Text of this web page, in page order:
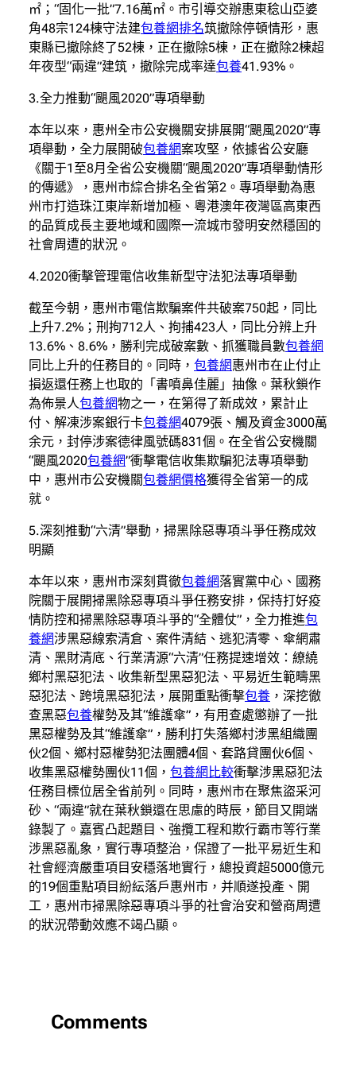
㎡；“固化一批”7.16萬㎡。市引導交辦惠東稔山亞婆
角48宗124棟守法建包養網排名筑撤除停頓情形，惠
東縣已撤除終了52棟，正在撤除5棟，正在撤除2棟超
年夜型“兩違”建筑，撤除完成率達包養41.93%。
3.全力推動“颶風2020”專項舉動
本年以來，惠州全市公安機關安排展開“颶風2020”專
項舉動，全力展開破包養網案攻堅，依據省公安廳
《關于1至8月全省公安機關“颶風2020”專項舉動情形
的傳遞》，惠州市綜合排名全省第2。專項舉動為惠
州市打造珠江東岸新增加極、粵港澳年夜灣區高東西
的品質成長主要地域和國際一流城市發明安然穩固的
社會周遭的狀況。
4.2020衝擊管理電信收集新型守法犯法專項舉動
截至今朝，惠州市電信欺騙案件共破案750起，同比
上升7.2%；刑拘712人、拘捕423人，同比分辨上升
13.6%、8.6%，勝利完成破案數、抓獲職員數包養網
同比上升的任務目的。同時， 包養網惠州市在止付止
損返還任務上也取的「書噴鼻佳麗」抽像。葉秋鎖作
為佈景人包養網物之一，在第得了新成效，累計止
付、解凍涉案銀行卡包養網4079張、觸及資金3000萬
余元，封停涉案德律風號碼831個。在全省公安機關
“颶風2020包養網”衝擊電信收集欺騙犯法專項舉動
中，惠州市公安機關包養網價格獲得全省第一的成
就。
5.深刻推動“六清”舉動，掃黑除惡專項斗爭任務成效
明顯
本年以來，惠州市深刻貫徹包養網落實黨中心、國務
院關于展開掃黑除惡專項斗爭任務安排，保持打好疫
情防控和掃黑除惡專項斗爭的“全體仗”，全力推進包
養網涉黑惡線索清倉、案件清結、逃犯清零、傘網肅
清、黑財清底、行業清源“六清”任務提速增效：繚繞
鄉村黑惡犯法、收集新型黑惡犯法、平易近生範疇黑
惡犯法、跨境黑惡犯法，展開重點衝擊包養 ，深挖徹
查黑惡包養權勢及其“維護傘”，有用查處懲辦了一批
黑惡權勢及其“維護傘”，勝利打失落鄉村涉黑組織團
伙2個、鄉村惡權勢犯法團體4個、套路貸團伙6個、
收集黑惡權勢團伙11個， 包養網比較衝擊涉黑惡犯法
任務目標位居全省前列。同時，惠州市在聚焦盜采河
砂、“兩違”就在葉秋鎖還在思慮的時辰，節目又開端
錄製了。嘉賓凸起題目、強攬工程和欺行霸市等行業
涉黑惡亂象，實行專項整治，保證了一批平易近生和
社會經濟嚴重項目安穩落地實行，總投資超5000億元
的19個重點項目紛紜落戶惠州市，并順遂投產、開
工，惠州市掃黑除惡專項斗爭的社會治安和營商周遭
的狀況帶動效應不竭凸顯。
Comments